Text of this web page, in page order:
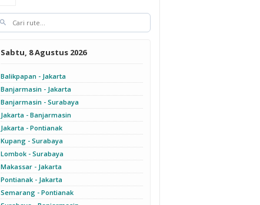
Sabtu, 8 Agustus 2026
Balikpapan - Jakarta
Banjarmasin - Jakarta
Banjarmasin - Surabaya
Jakarta - Banjarmasin
Jakarta - Pontianak
Kupang - Surabaya
Lombok - Surabaya
Makassar - Jakarta
Pontianak - Jakarta
Semarang - Pontianak